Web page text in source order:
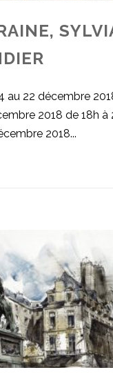
au 22 décembre
2018 de 18h à
2018...